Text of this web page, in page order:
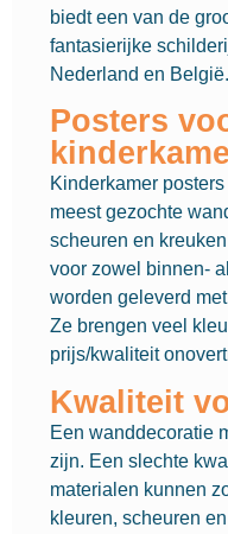
biedt een van de
fantasierijke
Nederland en België.
Posters
Kinderkamer
meest gezochte
scheuren en
voor zowel binnen-
worden geleverd
Ze brengen veel
prijs/kwaliteit
Kwaliteit
Een wanddecoratie
zijn. Een slechte
materialen kunnen
kleuren, scheuren